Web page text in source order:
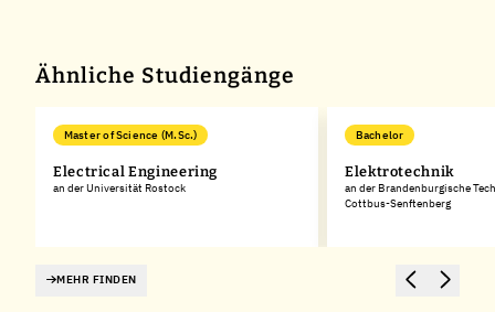
Ähnliche Studiengänge
Master of Science (M.Sc.)
Electrical Engineering
an der Universität Rostock
Bachelor
Elektrotechnik
an der Brandenburgische
Cottbus-Senftenberg
MEHR FINDEN